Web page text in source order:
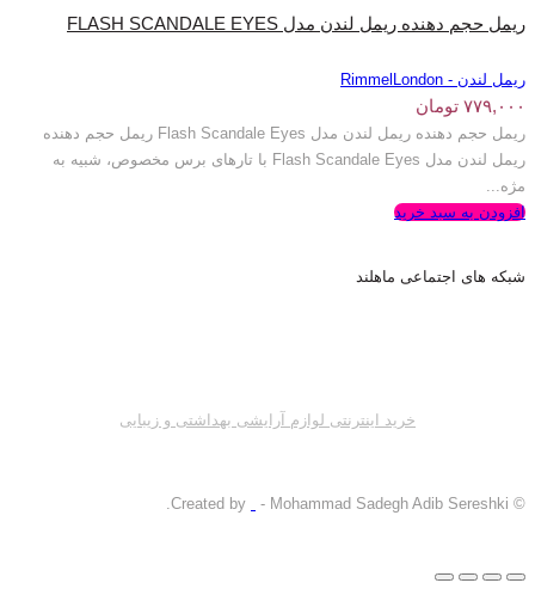
ریمل حجم دهنده ریمل لندن مدل FLASH SCANDALE EYES
ریمل لندن - RimmelLondon
۷۷۹,۰۰۰ تومان
ریمل حجم دهنده ریمل لندن مدل Flash Scandale Eyes ریمل حجم دهنده
ریمل لندن مدل Flash Scandale Eyes با تارهای برس مخصوص، شبیه به
مژه...
افزودن به سبد خرید
شبکه های اجتماعی ماهلند
خرید اینترنتی لوازم آرایشی بهداشتی و زیبایی
© Created by
- Mohammad Sadegh Adib Sereshki.